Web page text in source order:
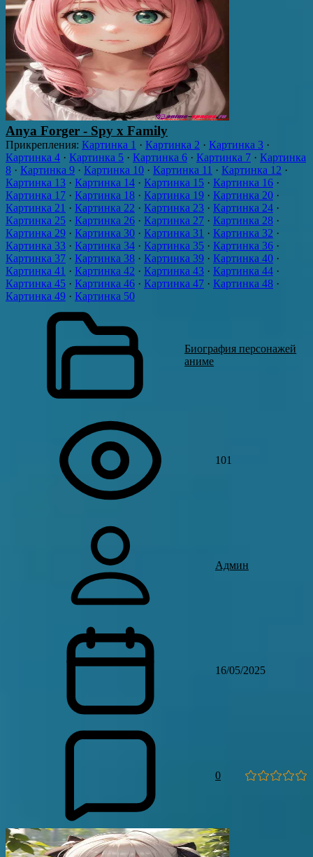
Anya Forger - Spy x Family
Прикрепления: Картинка 1 · Картинка 2 · Картинка 3 ·
Картинка 4 · Картинка 5 · Картинка 6 · Картинка 7 · Картинка
8 · Картинка 9 · Картинка 10 · Картинка 11 · Картинка 12 ·
Картинка 13 · Картинка 14 · Картинка 15 · Картинка 16 ·
Картинка 17 · Картинка 18 · Картинка 19 · Картинка 20 ·
Картинка 21 · Картинка 22 · Картинка 23 · Картинка 24 ·
Картинка 25 · Картинка 26 · Картинка 27 · Картинка 28 ·
Картинка 29 · Картинка 30 · Картинка 31 · Картинка 32 ·
Картинка 33 · Картинка 34 · Картинка 35 · Картинка 36 ·
Картинка 37 · Картинка 38 · Картинка 39 · Картинка 40 ·
Картинка 41 · Картинка 42 · Картинка 43 · Картинка 44 ·
Картинка 45 · Картинка 46 · Картинка 47 · Картинка 48 ·
Картинка 49 · Картинка 50
Биография персонажей
аниме
101
Админ
16/05/2025
0